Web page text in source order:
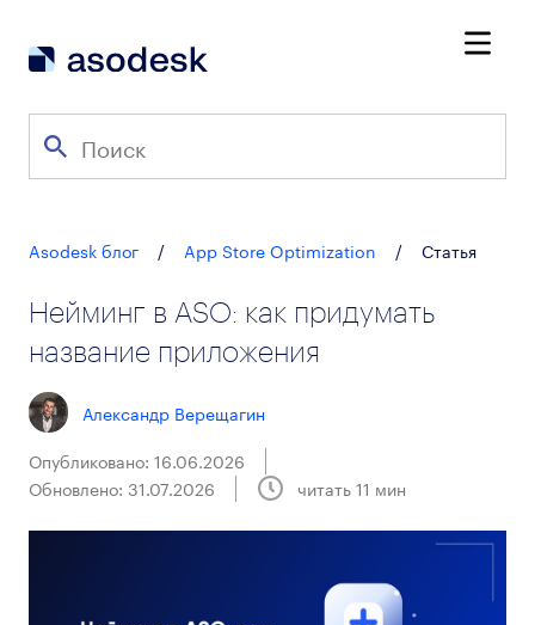
Asodesk блог / App Store Optimization / Статья
Нейминг в ASO: как придумать
название приложения
Александр Верещагин
Опубликовано: 16.06.2026
Обновлено: 31.07.2026
читать11 мин